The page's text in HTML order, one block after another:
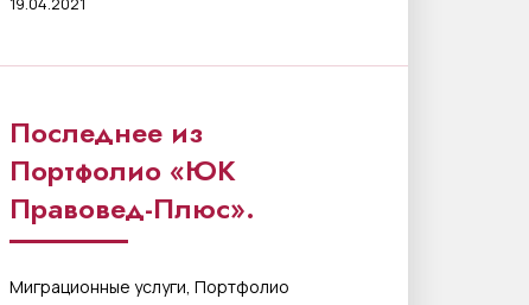
Последнее из
Портфолио «ЮК
Правовед-Плюс».
Миграционные услуги, Портфолио